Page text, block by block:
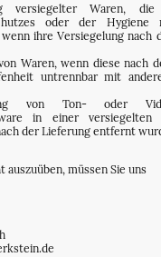
versiegelter Waren,
oder der Hygiene
ihre Versiegelung nach
Waren, wenn diese nach
untrennbar mit
von Ton- oder
in einer versiegelten
der Lieferung entfernt
müssen Sie uns